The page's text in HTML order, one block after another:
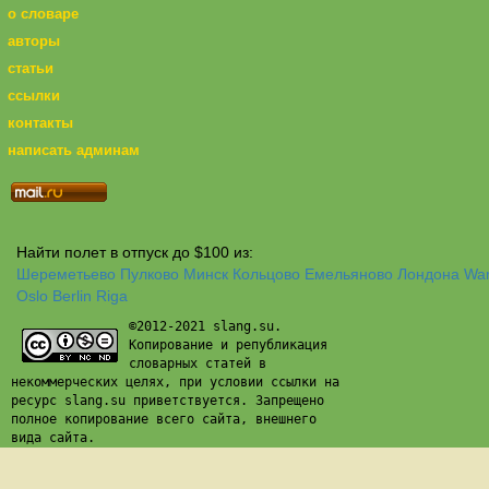
о словаре
авторы
статьи
ссылки
контакты
написать админам
Найти полет в отпуск до $100 из:
Шереметьево Пулково Минск Кольцово Емельяново Лондона
Oslo Berlin Riga
©2012-2021 slang.su.
Копирование и републикация
словарных статей в
некоммерческих целях, при условии ссылки на
ресурс slang.su приветствуется. Запрещено
полное копирование всего сайта, внешнего
вида сайта.